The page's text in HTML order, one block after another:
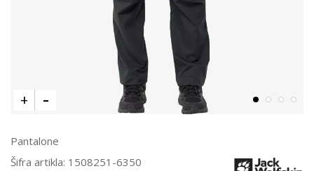
Pantalone
Šifra artikla: 1508251-6350